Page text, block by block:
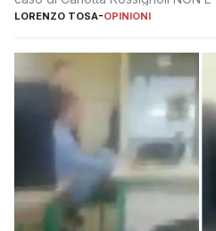
LORENZO TOSA-OPINIONI